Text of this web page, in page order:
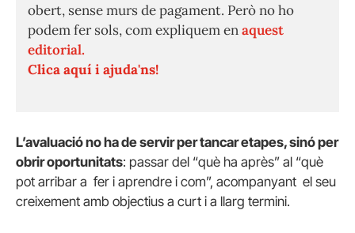
obert, sense murs de pagament. Però no ho
podem fer sols, com expliquem enaquest
editorial.
Clica aquí i ajuda'ns!
L’avaluació no ha de servir per tancar etapes, sinó per
obrir oportunitats: passar del “què ha après” al “què
pot arribar a fer i aprendre i com”, acompanyant el seu
creixement amb objectius a curt i a llarg termini.